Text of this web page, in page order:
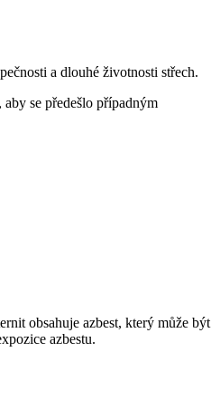
a dlouhé životnosti střech.
se předešlo případným
obsahuje azbest, který může být
azbestu.